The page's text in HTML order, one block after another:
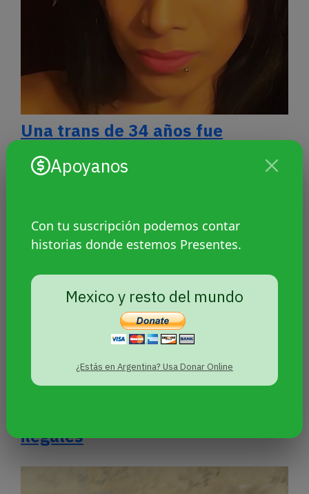
Apoyanos
Con tu suscripción podemos contar
historias donde estemos Presentes.
Mexico y resto del mundo
¿Estás en Argentina? Usa Donar Online
Una trans de 34 años fue
asesinada de un tiro en Florencio
Varela
ilegales